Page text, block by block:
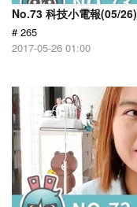
No.73 科技小電報(05/26)
# 265
2017-05-26 01:00